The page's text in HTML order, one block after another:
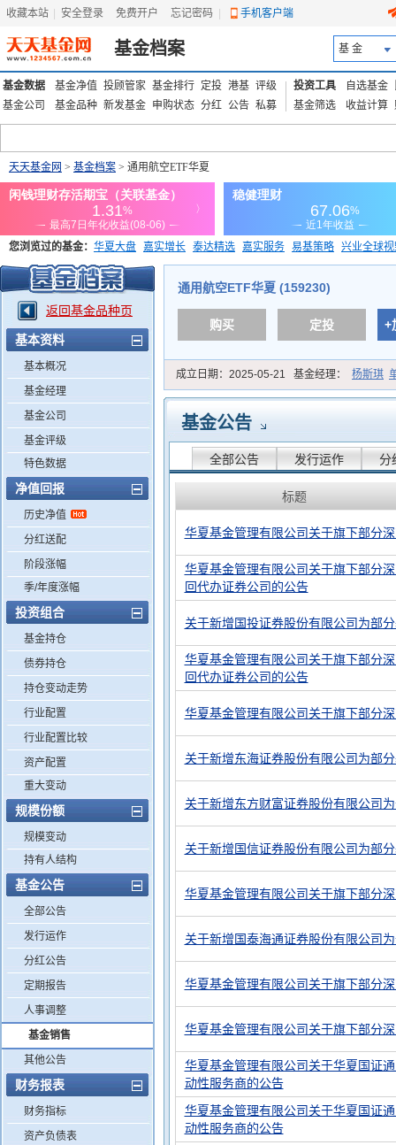
收藏本站 安全登录 免费开户 忘记密码 手机客户端
基金档案 基 金
基金数据 基金净值 投顾管家 基金排行 定投 港基 评级
基金公司
基金品种 新发基金 申购状态 分红 公告 私募
投资工具 自选基金
基金筛选
收益计算
天天基金网 > 基金档案 > 通用航空ETF华夏
您浏览过的基金： 华夏大盘 嘉实增长 泰达精选 嘉实服务 易基策略 兴业全球
添富优势 华安宏利 上证180价值ETF
返回基金品种页
基本资料
基本概况
基金经理
基金公司
基金评级
特色数据
净值回报
历史净值
分红送配
阶段涨幅
季/年度涨幅
投资组合
基金持仓
债券持仓
持仓变动走势
行业配置
行业配置比较
资产配置
重大变动
规模份额
规模变动
持有人结构
基金公告
全部公告
发行运作
分红公告
定期报告
人事调整
基金销售
其他公告
财务报表
财务指标
资产负债表
通用航空ETF华夏 (159230)
购买 定投 +
成立日期： 2025-05-21 基金经理： 杨斯琪
基金公告
全部公告 发行运作 分
标题
华夏基金管理有限公司关于旗下部分
华夏基金管理有限公司关于旗下部分
回代办证券公司的公告
关于新增国投证券股份有限公司为部
华夏基金管理有限公司关于旗下部分
回代办证券公司的公告
华夏基金管理有限公司关于旗下部分
关于新增东海证券股份有限公司为部
关于新增东方财富证券股份有限公司
关于新增国信证券股份有限公司为部
华夏基金管理有限公司关于旗下部分
关于新增国泰海通证券股份有限公司
华夏基金管理有限公司关于旗下部分
华夏基金管理有限公司关于旗下部分
华夏基金管理有限公司关于华夏国证
动性服务商的公告
华夏基金管理有限公司关于华夏国证
动性服务商的公告